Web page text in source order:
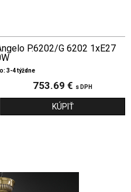
P.6202/G 6202 1xE27
3-4 týždne
753.69 € s DPH